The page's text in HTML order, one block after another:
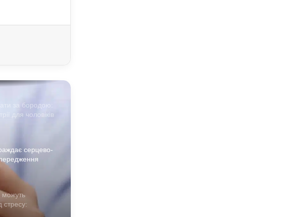
1–2 серпня
принесе
за бородою:
для чоловіків
серцево-
можуть
стресу: